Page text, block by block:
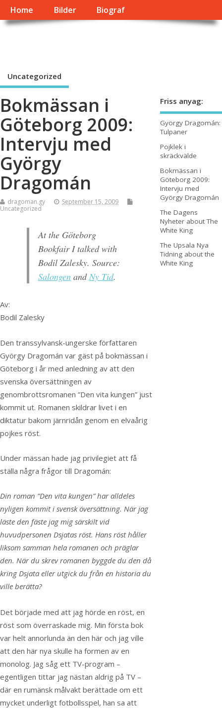
Home Bilder Biograf
Uncategorized
Bokmässan i
Göteborg 2009:
Intervju med
György
Dragomán
dragoman.gy
September 15, 2009
Uncategorized
At the Göteborg
Bookfair I talked with
Bodil Zalesky. Source:
Salongen andNy Tid.
Av:
Bodil Zalesky
Den transsylvansk-ungerske författaren
György Dragomán var gäst på bokmässan i
Göteborg i år med anledning av att den
svenska översättningen av
genombrottsromanen ”Den vita kungen” just
kommit ut. Romanen skildrar livet i en
diktatur bakom järnridån genom en elvaårig
pojkes röst.
Under mässan hade jag privilegiet att få
ställa några frågor till Dragomán:
Din roman ”Den vita kungen” har alldeles
nyligen kommit i svensk översättning. När jag
läste den fäste jag mig särskilt vid
huvudpersonen Dsjatas röst. Hans röst håller
liksom samman hela romanen och präglar
den. När du skrev romanen byggde du den då
kring Dsjata eller utgick du från en historia du
ville berätta?
Det började med att jag hörde en röst, en
röst som överraskade mig. Min första bok
var helt annorlunda än den här och jag ville
att den här nya skulle ha formen av en
monolog. Jag såg ett TV-program –
egentligen tittar jag nästan aldrig på TV –
där en rumänsk målvakt berättade om ett
mycket underligt fotbollsspel, han sa att
Friss anyag:
György Dragomán:
Tulpaner
Pojklek i
skräckvälde
Bokmässan i
Göteborg 2009:
Intervju med
György Dragomán
The Dagens
Nyheter about The
White King
The Upsala Nya
Tidning about the
White King